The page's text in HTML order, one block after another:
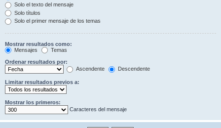
Solo el texto del mensaje
Solo títulos
Solo el primer mensaje de los temas
Mostrar resultados como:
Mensajes
Temas
Ordenar resultados por:
Ascendente
Descendente
Limitar resultados previos a:
Mostrar los primeros:
Caracteres del mensaje